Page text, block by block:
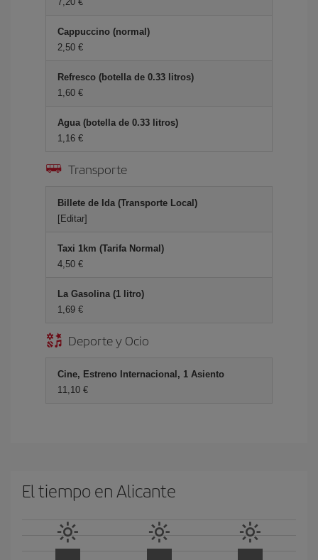
Cappuccino (normal)
2,50 €
Refresco (botella de 0.33 litros)
1,60 €
Agua (botella de 0.33 litros)
1,16 €
Transporte
Billete de Ida (Transporte Local)
[Editar]
Taxi 1km (Tarifa Normal)
4,50 €
La Gasolina (1 litro)
1,69 €
Deporte y Ocio
Cine, Estreno Internacional, 1 Asiento
11,10 €
El tiempo en Alicante